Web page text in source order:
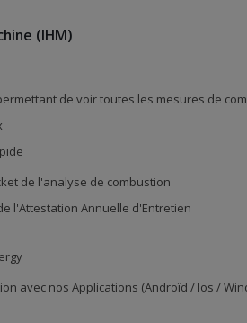
(IHM)
de voir toutes les mesures de
de l'analyse de combustion
l'Attestation Annuelle d'Entretien
avec nos Applications (Androïd / Ios /